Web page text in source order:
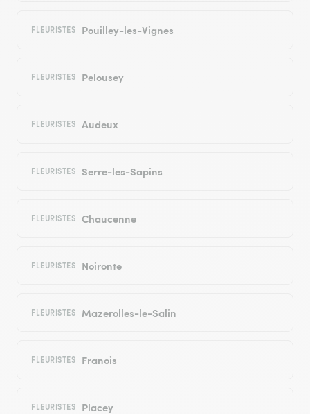
FLEURISTES Pouilley-les-Vignes
FLEURISTES Pelousey
FLEURISTES Audeux
FLEURISTES Serre-les-Sapins
FLEURISTES Chaucenne
FLEURISTES Noironte
FLEURISTES Mazerolles-le-Salin
FLEURISTES Franois
FLEURISTES Placey